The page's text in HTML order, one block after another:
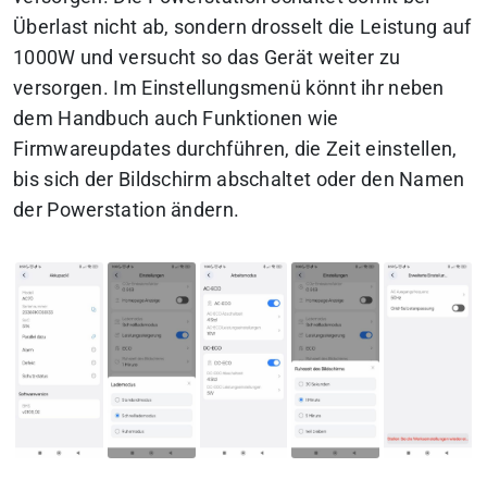
Überlast nicht ab, sondern drosselt die Leistung auf
1000W und versucht so das Gerät weiter zu
versorgen. Im Einstellungsmenü könnt ihr neben
dem Handbuch auch Funktionen wie
Firmwareupdates durchführen, die Zeit einstellen,
bis sich der Bildschirm abschaltet oder den Namen
der Powerstation ändern.